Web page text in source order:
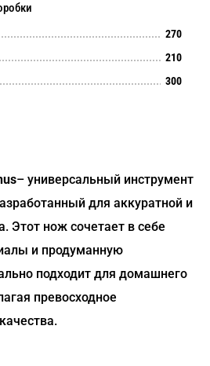
270
210
300
– универсальный инструмент
для аккуратной и
Этот нож сочетает в себе
и продуманную
подходит для домашнего
превосходное